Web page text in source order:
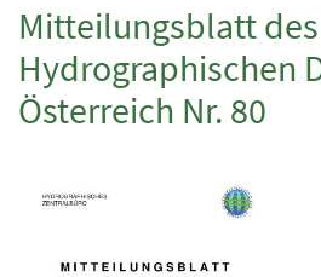
Mitteilungsblatt des
Hydrographischen
Österreich Nr. 80